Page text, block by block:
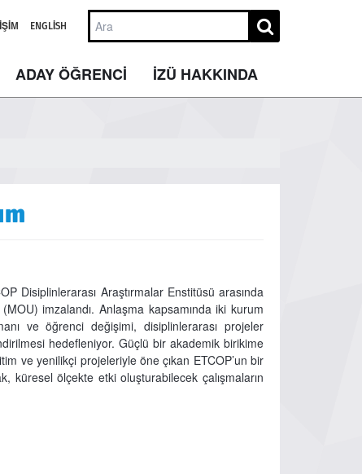
ENGLISH
ADAY ÖĞRENCİ İZÜ HAKKINDA
Disiplinlerarası Araştırmalar Enstitüsü arasında
imzalandı. Anlaşma kapsamında iki kurum
ve öğrenci değişimi, disiplinlerarası projeler
hedefleniyor. Güçlü bir akademik birikime
ve yenilikçi projeleriyle öne çıkan ETCOP’un bir
küresel ölçekte etki oluşturabilecek çalışmaların